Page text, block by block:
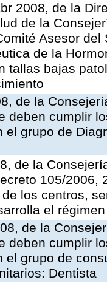
2008, de la
de la
Asesor
de la
tallas bajas
de la
deben cumplir
el grupo de
de la
105/2006,
los centros,
el
de la
deben cumplir
el grupo de
Dentista